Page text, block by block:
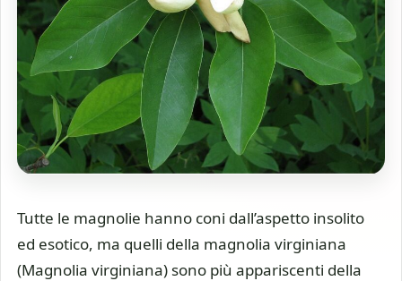
Tutte le magnolie hanno coni dall’aspetto insolito
ed esotico, ma quelli della magnolia virginiana
(Magnolia virginiana) sono più appariscenti della